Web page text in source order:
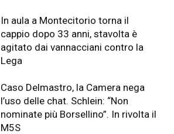
In aula a Montecitorio torna il
cappio dopo 33 anni, stavolta è
agitato dai vannacciani contro la
Lega
Caso Delmastro, la Camera nega
l’uso delle chat. Schlein: “Non
nominate più Borsellino”. In rivolta il
M5S